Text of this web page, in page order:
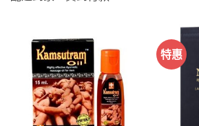
特惠